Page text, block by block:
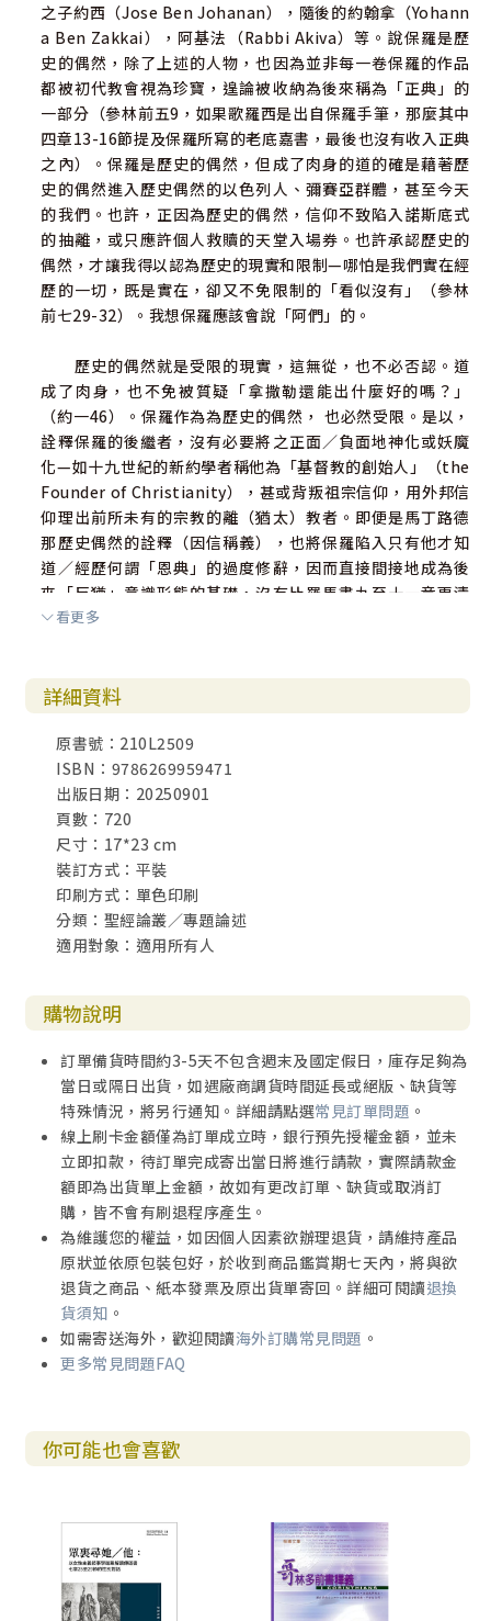
之子約西（Jose Ben Johanan），隨後的約翰拿（Yohann
a Ben Zakkai），阿基法（Rabbi Akiva）等。說保羅是歷
史的偶然，除了上述的人物，也因為並非每一卷保羅的作品
都被初代教會視為珍寶，遑論被收納為後來稱為「正典」的
一部分（參林前五9，如果歌羅西是出自保羅手筆，那麼其中
四章13-16節提及保羅所寫的老底嘉書，最後也沒有收入正典
之內）。保羅是歷史的偶然，但成了肉身的道的確是藉著歷
史的偶然進入歷史偶然的以色列人、彌賽亞群體，甚至今天
的我們。也許，正因為歷史的偶然，信仰不致陷入諾斯底式
的抽離，或只應許個人救贖的天堂入場券。也許承認歷史的
偶然，才讓我得以認為歷史的現實和限制—哪怕是我們實在經
歷的一切，既是實在，卻又不免限制的「看似沒有」（參林
前七29-32）。我想保羅應該會說「阿們」的。
歷史的偶然就是受限的現實，這無從，也不必否認。道
成了肉身，也不免被質疑「拿撒勒還能出什麼好的嗎？」
（約一46）。保羅作為為歷史的偶然， 也必然受限。是以，
詮釋保羅的後繼者，沒有必要將之正面／負面地神化或妖魔
化—如十九世紀的新約學者稱他為「基督教的創始人」（the
Founder of Christianity），甚或背叛祖宗信仰，用外邦信
仰理出前所未有的宗教的離（猶太）教者。即便是馬丁路德
那歷史偶然的詮釋（因信稱義），也將保羅陷入只有他才知
道／經歷何謂「恩典」的過度修辭，因而直接間接地成為後
來「反猶」意識形態的基礎，沒有比羅馬書九至十一章更清
楚保羅對自己信仰傳統的看重和保留。說歷史的偶然，保羅
三12）， 和「這不是說我已經得著了，已經完全了；我乃是
竭力追求，或者可以得著基督耶穌所以得著我的」（腓三1
2），有誰可以將保羅的偶然定為絕對的判語或裁決？
以上的片言碎語，不外為黃厚基博士的新作鋪墊。
黃博士一直以來在詮釋學上多有研讀和寫作，更長期在
教會以聖言與會眾一起成長，他個人的經歷和寫作，正是歷
史偶然的說明。當然，筆者說的偶然，一如上文所說的，就
是作為「瓦器」的我們，我相信正因為我們的認識和自知，
才體會「寶貝⋯⋯顯明這莫大的能力是出於神，不是出於我
博士多年不懈的耕耘，更從歷史偶然中的保羅洞見我們，更
體會那信實的主，在歷史偶然的瓦器中—無論是保羅還是我
——孫寶玲牧師 台南浸信會恩慈堂顧問牧師
【 推薦序2 】
感恩能為黃厚基博士的著作《我如今活著，是為主而
活：保羅的生平、神學與詮釋》撰寫序言。就如黃博士所
言，他所嘗試寫的既像寫傳記，又似做神學（doing theolo
gy as biography 或 biography as theology）。故此，當
他按使徒行傳去寫保羅生平的時候，他不僅是在寫歷史，更
是嘗試在梳理他的思想，尋找那潛藏於背後的神學底蘊。這
種結合神學、歷史及聖經的框架，的確是我所欣賞及認同的
進路，亦符合黃博士一貫的風格。
黃博士帶領讀者進入使徒行傳和保羅的十三封書信的希
羅世界，嘗試理解第一世紀的猶太人，究竟是怎樣思考他們
才能帶著一份歷史感和意識去補捉經文裡頭的氛圍。讀者越
能夠代入第一世界的歷史和社會脈絡，讀者才能更精準地聚
焦文本裡人物彼此之間的互動。
看更多
詳細資料
原書號：210L2509
ISBN：9786269959471
出版日期：20250901
頁數：720
尺寸：17*23 cm
裝訂方式：平裝
印刷方式：單色印刷
分類：聖經論叢／專題論述
適用對象：適用所有人
購物說明
訂單備貨時間約3-5天不包含週末及國定假日，庫存足夠為
當日或隔日出貨，如遇廠商調貨時間延長或絕版、缺貨等
特殊情況，將另行通知。詳細請點選常見訂單問題 。
線上刷卡金額僅為訂單成立時，銀行預先授權金額，並未
立即扣款，待訂單完成寄出當日將進行請款，實際請款金
額即為出貨單上金額，故如有更改訂單、缺貨或取消訂
購，皆不會有刷退程序產生。
為維護您的權益，如因個人因素欲辦理退貨，請維持產品
原狀並依原包裝包好，於收到商品鑑賞期七天內，將與欲
退貨之商品、紙本發票及原出貨單寄回。詳細可閱讀退換
貨須知 。
如需寄送海外，歡迎閱讀海外訂購常見問題 。
更多常見問題FAQ
你可能也會喜歡